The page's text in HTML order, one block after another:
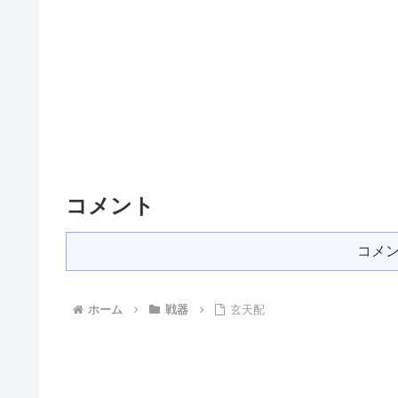
コメント
コメ
ホーム 戦器 玄天配